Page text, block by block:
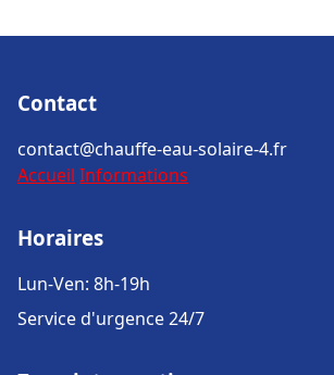
Contact
contact@chauffe-eau-solaire-4.fr
Accueil Informations
Horaires
Lun-Ven: 8h-19h
Service d'urgence 24/7